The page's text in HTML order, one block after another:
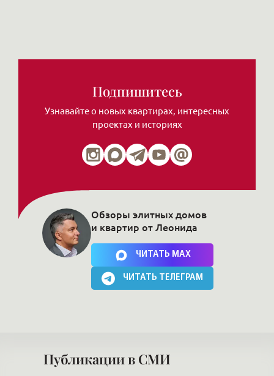
Подпишитесь
Узнавайте о новых квартирах, интересных
проектах и историях
Нажимая на кнопку, Вы соглашаетесь c политикой сайта
Обзоры элитных домов
и квартир от Леонида
ЧИТАТЬ MAX
ЧИТАТЬ ТЕЛЕГРАМ
Публикации в СМИ